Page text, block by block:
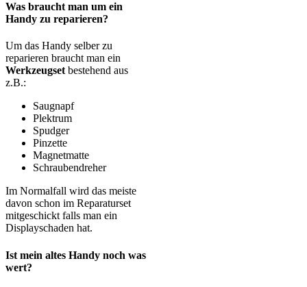
Was braucht man um ein
Handy zu reparieren?
Um das Handy selber zu
reparieren braucht man ein
Werkzeugset bestehend aus
z.B.:
Saugnapf
Plektrum
Spudger
Pinzette
Magnetmatte
Schraubendreher
Im Normalfall wird das meiste
davon schon im Reparaturset
mitgeschickt falls man ein
Displayschaden hat.
Ist mein altes Handy noch was
wert?